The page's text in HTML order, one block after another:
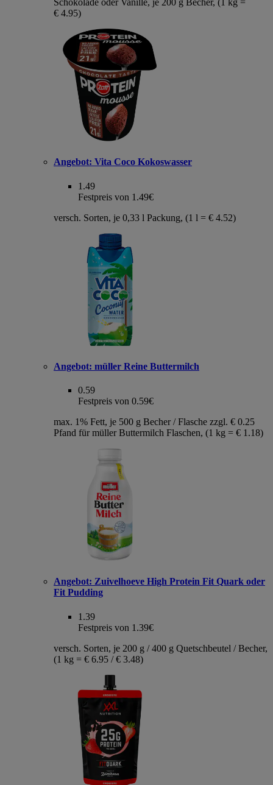
Schokolade oder Vanille, je 200 g Becher, (1 kg =
€ 4.95)
Angebot: Vita Coco Kokoswasser
1.49
Festpreis von 1.49€
versch. Sorten, je 0,33 l Packung, (1 l = € 4.52)
Angebot: müller Reine Buttermilch
0.59
Festpreis von 0.59€
max. 1% Fett, je 500 g Becher / Flasche zzgl. € 0.25
Pfand für müller Buttermilch Flaschen, (1 kg = € 1.18)
Angebot: Zuivelhoeve High Protein Fit Quark oder
Fit Pudding
1.39
Festpreis von 1.39€
versch. Sorten, je 200 g / 400 g Quetschbeutel / Becher,
(1 kg = € 6.95 / € 3.48)